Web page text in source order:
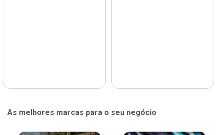
As melhores marcas para o seu negócio